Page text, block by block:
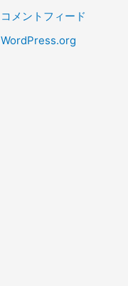
コメントフィード
WordPress.org